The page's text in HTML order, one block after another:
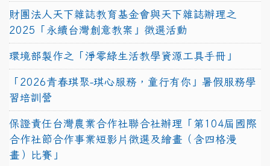
財團法人天下雜誌教育基金會與天下雜誌辦理之
2025「永續台灣創意教案」徵選活動
環境部製作之「淨零綠生活教學資源工具手冊」
「2026青春琪聚-琪心服務，童行有你」暑假服務學
習培訓營
保證責任台灣農業合作社聯合社辦理「第104屆國際
合作社節合作事業短影片徵選及繪畫（含四格漫
畫）比賽」